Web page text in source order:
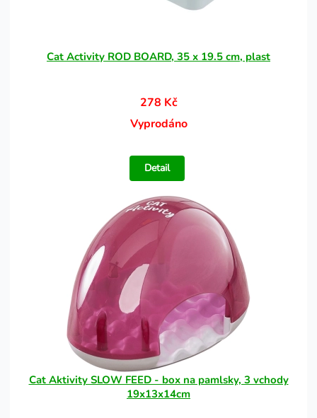
Cat Activity ROD BOARD, 35 x 19.5 cm, plast
278 Kč
Vyprodáno
Detail
Cat Aktivity SLOW FEED - box na pamlsky, 3 vchody
19x13x14cm